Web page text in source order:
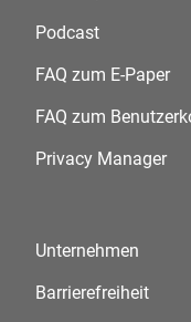
Podcast
FAQ zum E-Paper
FAQ zum
Privacy Manager
Unternehmen
Barrierefreiheit